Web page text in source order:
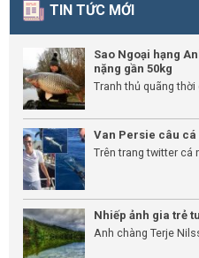
TIN TỨC MỚI
Sao Ngoại hạng
nặng gần 50kg
Tranh thủ quãng
Van Persie câu cá
Trên trang twitter cá
Nhiếp ảnh gia trẻ
Anh chàng Terje